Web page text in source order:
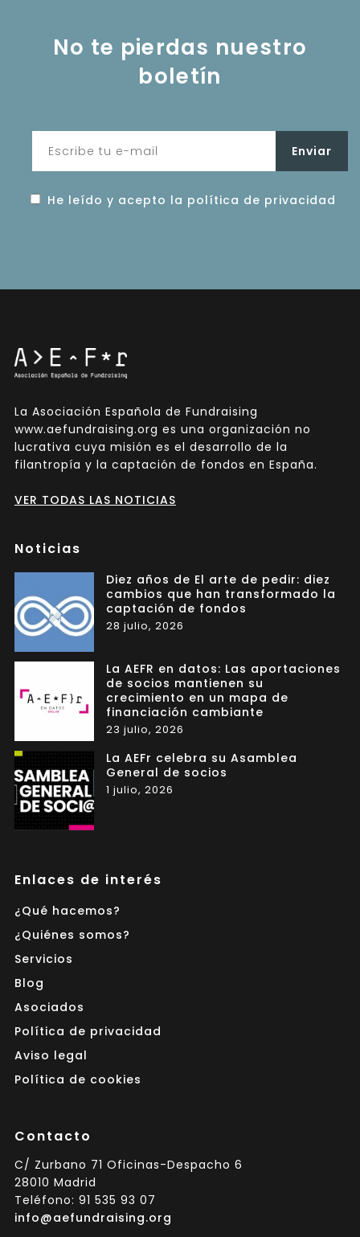
No te pierdas nuestro
boletín
He leído y acepto la política de privacidad
La Asociación Española de Fundraising
www.aefundraising.org es una organización no
lucrativa cuya misión es el desarrollo de la
filantropía y la captación de fondos en España.
VER TODAS LAS NOTICIAS
Noticias
Diez años de El arte de pedir: diez
cambios que han transformado la
captación de fondos
28 julio, 2026
La AEFR en datos: Las aportaciones
de socios mantienen su
crecimiento en un mapa de
financiación cambiante
23 julio, 2026
La AEFr celebra su Asamblea
General de socios
1 julio, 2026
Enlaces de interés
¿Qué hacemos?
¿Quiénes somos?
Servicios
Blog
Asociados
Política de privacidad
Aviso legal
Política de cookies
Contacto
C/ Zurbano 71 Oficinas-Despacho 6
28010 Madrid
Teléfono: 91 535 93 07
info@aefundraising.org